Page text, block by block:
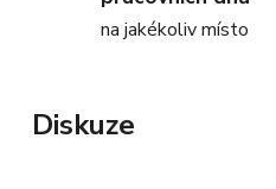
na jakékoliv místo
Diskuze